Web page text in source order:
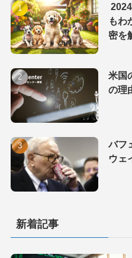
もわ
密を
米国
の理
バフ
ウェ
新着記事